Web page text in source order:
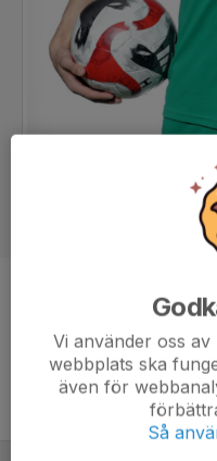
Ålder
15 år
Vi använder oss
webbplats ska
även för
Så